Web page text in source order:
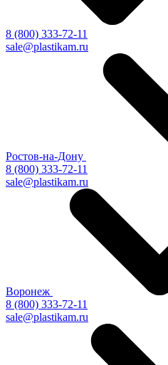
8 (800) 333-72-11
sale@plastikam.ru
Ростов-на-Дону
8 (800) 333-72-11
sale@plastikam.ru
Воронеж
8 (800) 333-72-11
sale@plastikam.ru